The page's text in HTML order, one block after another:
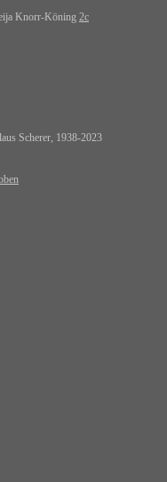
Knorr-Köning 2c
Scherer, 1938-2023